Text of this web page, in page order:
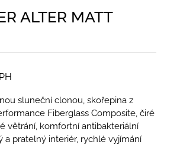
ALTER MATT
sluneční clonou, skořepina z
Fiberglass Composite, čiré
větrání, komfortní antibakteriální
pratelný interiér, rychlé vyjímání